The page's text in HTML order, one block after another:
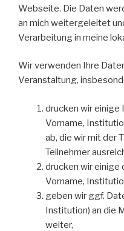
Webseite. Die Daten
an mich weitergeleitet
Verarbeitung in meine
Wir verwenden Ihre
Veranstaltung,
drucken wir einige
Vorname,
ab, die wir mit der
Teilnehmer
drucken wir einige
Vorname,
geben wir ggf.
Institution) an die
weiter,